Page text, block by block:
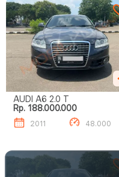
AUDI A6 2.0 T
Rp. 188.000.000
2011 48.000